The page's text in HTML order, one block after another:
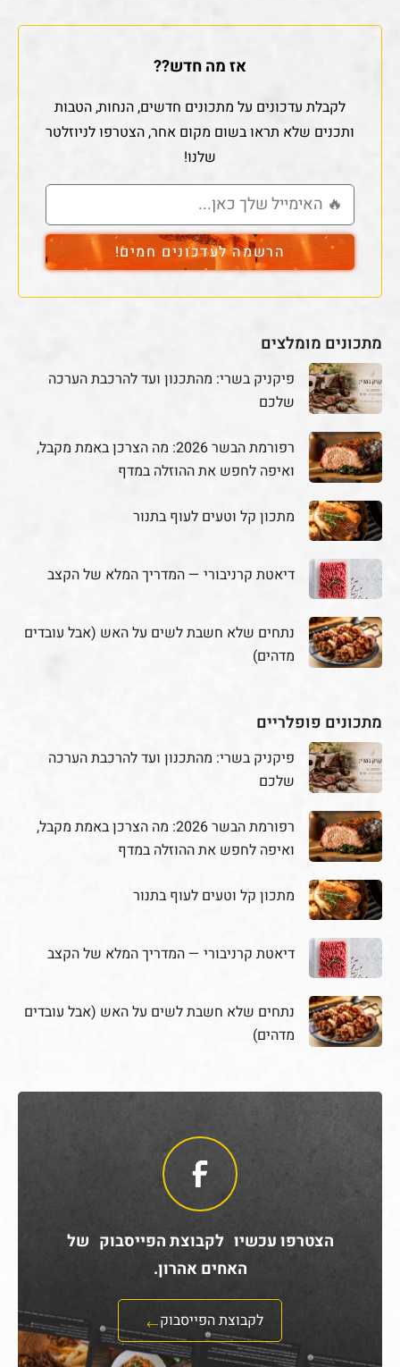
אז מה חדש??
לקבלת עדכונים על מתכונים חדשים, הנחות, הטבות
ותכנים שלא תראו בשום מקום אחר, הצטרפו לניוזלטר
שלנו!
הרשמה לעדכונים חמים!
מתכונים מומלצים
פיקניק בשרי: מהתכנון ועד להרכבת הערכה
שלכם
רפורמת הבשר 2026: מה הצרכן באמת מקבל,
ואיפה לחפש את ההוזלה במדף
מתכון קל וטעים לעוף בתנור
דיאטת קרניבורי — המדריך המלא של הקצב
נתחים שלא חשבת לשים על האש (אבל עובדים
מדהים)
מתכונים פופלריים
פיקניק בשרי: מהתכנון ועד להרכבת הערכה
שלכם
רפורמת הבשר 2026: מה הצרכן באמת מקבל,
ואיפה לחפש את ההוזלה במדף
מתכון קל וטעים לעוף בתנור
דיאטת קרניבורי — המדריך המלא של הקצב
נתחים שלא חשבת לשים על האש (אבל עובדים
מדהים)
הצטרפו עכשיו לקבוצת הפייסבוק של
האחים אהרון.
לקבוצת הפייסבוק